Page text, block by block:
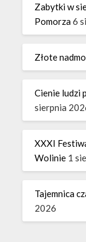
Zabytki w
Pomorza6
Złote
Cienie ludzi
sierpnia
XXXI
Wolinie 1
Tajemnica
2026